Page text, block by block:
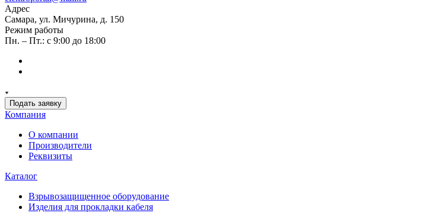
Адрес
Самара, ул. Мичурина, д. 150
Режим работы
Пн. – Пт.: с 9:00 до 18:00
Подать заявку
Компания
О компании
Производители
Реквизиты
Каталог
Взрывозащищенное оборудование
Изделия для прокладки кабеля